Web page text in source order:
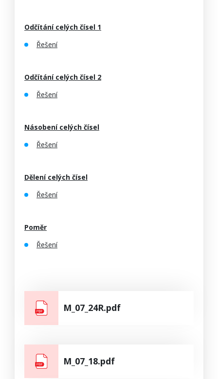
Odčítání celých čísel 1
Řešení
Odčítání celých čísel 2
Řešení
Násobení celých čísel
Řešení
Dělení celých čísel
Řešení
Poměr
Řešení
M_07_24R.pdf
M_07_18.pdf